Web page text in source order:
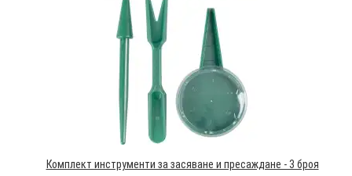
Комплект инструменти за засяване и пресаждане - 3 броя